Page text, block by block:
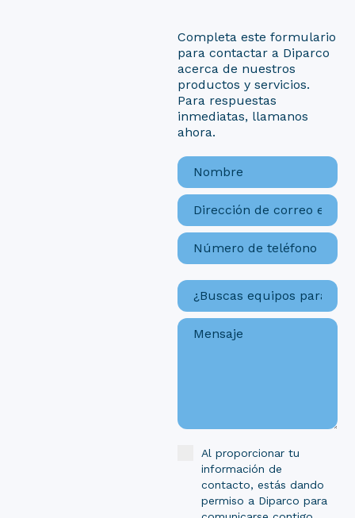
Completa este formulario
para contactar a Diparco
acerca de nuestros
productos y servicios.
Para respuestas
inmediatas, llamanos
ahora.
Al proporcionar tu
información de
contacto, estás dando
permiso a Diparco para